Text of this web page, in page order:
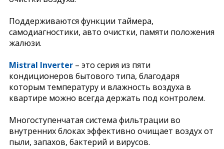
Поддерживаются функции таймера,
самодиагностики, авто очистки, памяти положения
жалюзи.
Mistral Inverter – это серия из пяти
кондиционеров бытового типа, благодаря
которым температуру и влажность воздуха в
квартире можно всегда держать под контролем.
Многоступенчатая система фильтрации во
внутренних блоках эффективно очищает воздух от
пыли, запахов, бактерий и вирусов.